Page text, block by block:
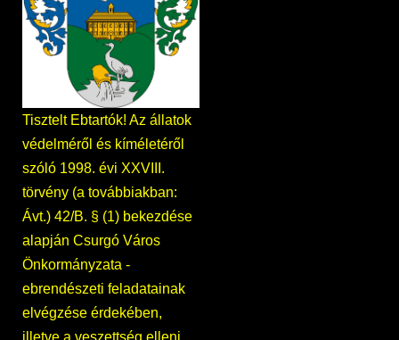
Tisztelt Ebtartók! Az állatok
védelméről és kíméletéről
szóló 1998. évi XXVIII.
törvény (a továbbiakban:
Ávt.) 42/B. § (1) bekezdése
alapján Csurgó Város
Önkormányzata -
ebrendészeti feladatainak
elvégzése érdekében,
illetve a veszettség elleni